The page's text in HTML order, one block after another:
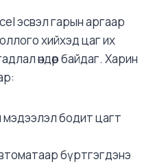
эсвэл гарын аргаар
хийхэд цаг их
өндөр байдаг. Харин
бодит цагт
бүртгэгдэнэ